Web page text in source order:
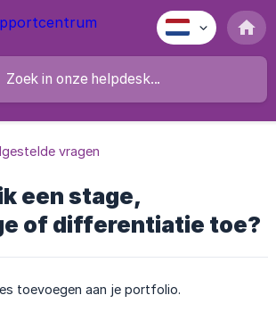
vragen
een stage,
of differentiatie toe?
toevoegen aan je portfolio.